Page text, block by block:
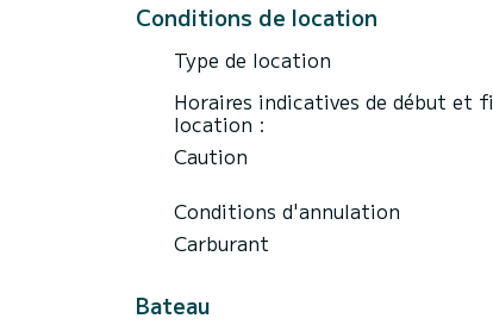
Conditions de location
Type de location
Horaires indicatives de début et
location :
Caution
Conditions d'annulation
Carburant
Bateau